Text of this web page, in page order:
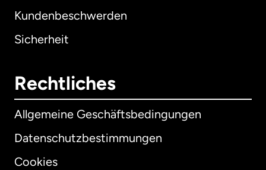
Kundenbeschwerden
Sicherheit
Rechtliches
Allgemeine Geschäftsbedingungen
Datenschutzbestimmungen
Cookies